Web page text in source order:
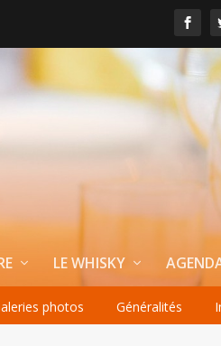
LE WHISKY
photos Généralités